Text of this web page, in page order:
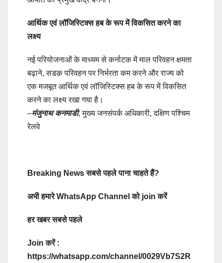
आर्थिक एवं लॉजिस्टिक्स हब के रूप में विकसित करने का
लक्ष्य
नई परियोजनाओं के माध्यम से कर्नाटक में माल परिवहन क्षमता
बढ़ाने, सडक़ परिवहन पर निर्भरता कम करने और राज्य को
एक मजबूत आर्थिक एवं लॉजिस्टिक्स हब के रूप में विकसित
करने का लक्ष्य रखा गया है।
–मंजुनाथ कनमाडी, मुख्य जनसंपर्क अधिकारी, दक्षिण पश्चिम
रेलवे
Breaking News सबसे पहले पाना चाहते हैं?
अभी हमारे WhatsApp Channel को join करें
हर खबर सबसे पहले
Join करें :
https://whatsapp.com/channel/0029Vb7S2R